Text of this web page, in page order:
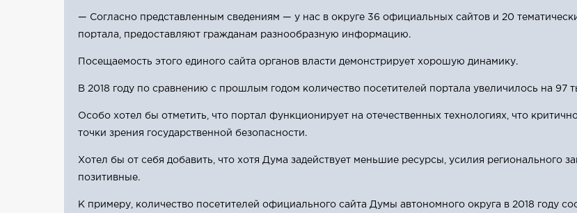
— Согласно представленным сведениям — у нас в округе 36 официальных сайтов и 20
портала, предоставляют гражданам разнообразную информацию.
Посещаемость этого единого сайта органов власти демонстрирует хорошую динамику.
В 2018 году по сравнению с прошлым годом количество посетителей портала увеличилось на 97
Особо хотел бы отметить, что портал функционирует на отечественных технологиях, что
точки зрения государственной безопасности.
Хотел бы от себя добавить, что хотя Дума задействует меньшие ресурсы, усилия регионального
позитивные.
К примеру, количество посетителей официального сайта Думы автономного округа в 2018 году